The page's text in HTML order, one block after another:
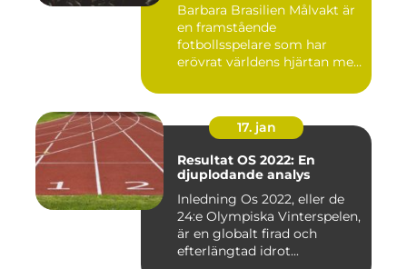
Barbara Brasilien Målvakt är
en framstående
fotbollsspelare som har
erövrat världens hjärtan med
17. jan
Resultat OS 2022: En
djuplodande analys
Inledning Os 2022, eller de
24:e Olympiska Vinterspelen,
är en globalt firad och
efterlängtad idrot...